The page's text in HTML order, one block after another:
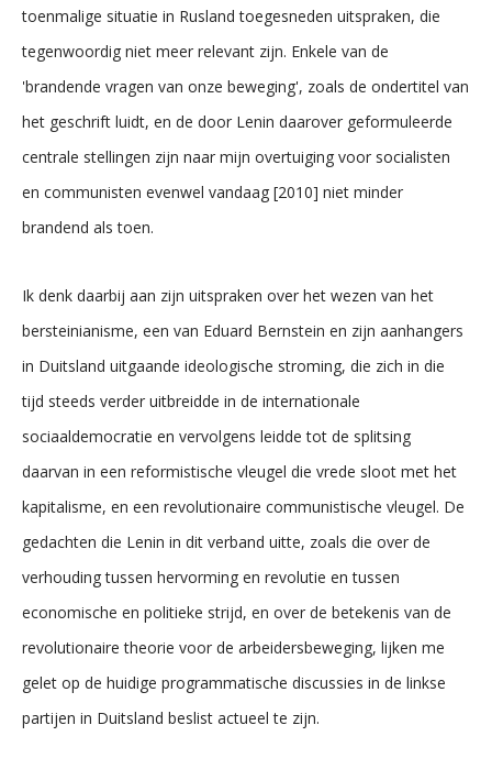
toenmalige situatie in Rusland toegesneden uitspraken, die
tegenwoordig niet meer relevant zijn. Enkele van de
'brandende vragen van onze beweging', zoals de ondertitel van
het geschrift luidt, en de door Lenin daarover geformuleerde
centrale stellingen zijn naar mijn overtuiging voor socialisten
en communisten evenwel vandaag [2010] niet minder
brandend als toen.
Ik denk daarbij aan zijn uitspraken over het wezen van het
bersteinianisme, een van Eduard Bernstein en zijn aanhangers
in Duitsland uitgaande ideologische stroming, die zich in die
tijd steeds verder uitbreidde in de internationale
sociaaldemocratie en vervolgens leidde tot de splitsing
daarvan in een reformistische vleugel die vrede sloot met het
kapitalisme, en een revolutionaire communistische vleugel. De
gedachten die Lenin in dit verband uitte, zoals die over de
verhouding tussen hervorming en revolutie en tussen
economische en politieke strijd, en over de betekenis van de
revolutionaire theorie voor de arbeidersbeweging, lijken me
gelet op de huidige programmatische discussies in de linkse
partijen in Duitsland beslist actueel te zijn.